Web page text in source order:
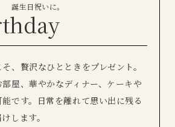
誕生日祝いに。
、贅沢なひとときをプレゼント。
屋、華やかなディナー、ケーキや
です。 日常を離れて思い出に残る
します。